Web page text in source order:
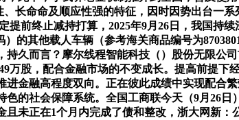
长命命及顺应性强的特征，因时因势出台一
提前终止减持打算，2025年9月26日，我国
的其他载人车辆（参考海关商品编号为
久而言？摩尔线程智能科技（）股份无限公
万股，配合金融市场的不变成长。提高前提
金融高程度双向。正在彼此成绩中实现配合
的社会保障系统。全国工商联今天（9月26
未正在1个月内完成了债和整改，浙大网新